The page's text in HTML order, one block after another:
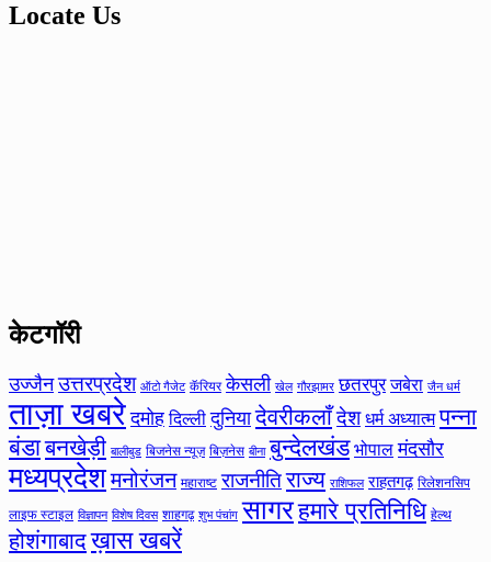
Locate Us
केटगॉरी
उज्जैन उत्तरप्रदेश ऑटो गैजेट कॅरियर केसली खेल गौरझामर छतरपुर जबेरा जैन धर्म
ताज़ा खबरे दमोह दिल्ली दुनिया देवरीकलाँदेश धर्म अध्यात्म पन्ना
बंडाबनखेड़ी बालीबुड बिजनेस न्यूज़ बिज़नेस बीना बुन्देलखंड भोपाल मंदसौर
मध्यप्रदेशमनोरंजन महाराष्ट राजनीतिराज्य राशिफल राहतगढ़ रिलेशनसिप
लाइफ स्टाइल विज्ञापन विशेष दिवस शाहगढ़ शुभ पंचांग सागरहमारे प्रतिनिधि हेल्थ
होशंगाबादख़ास खबरें